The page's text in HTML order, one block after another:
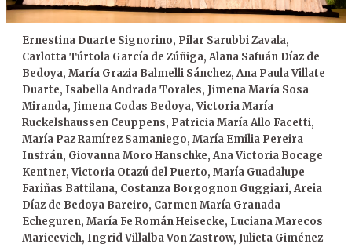
Ernestina Duarte Signorino, Pilar Sarubbi Zavala,
Carlotta Túrtola García de Zúñiga, Alana Safuán Díaz de
Bedoya, María Grazia Balmelli Sánchez, Ana Paula Villate
Duarte, Isabella Andrada Torales, Jimena María Sosa
Miranda, Jimena Codas Bedoya, Victoria María
Ruckelshaussen Ceuppens, Patricia María Allo Facetti,
María Paz Ramírez Samaniego, María Emilia Pereira
Insfrán, Giovanna Moro Hanschke, Ana Victoria Bocage
Kentner, Victoria Otazú del Puerto, María Guadalupe
Fariñas Battilana, Costanza Borgognon Guggiari, Areia
Díaz de Bedoya Bareiro, Carmen María Granada
Echeguren, María Fe Román Heisecke, Luciana Marecos
Maricevich, Ingrid Villalba Von Zastrow, Julieta Giménez